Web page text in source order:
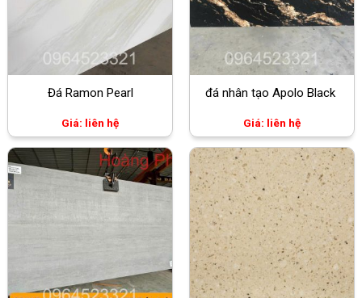
Đá Ramon Pearl
Giá: liên hệ
đá nhân tạo Apolo Black
Giá: liên hệ